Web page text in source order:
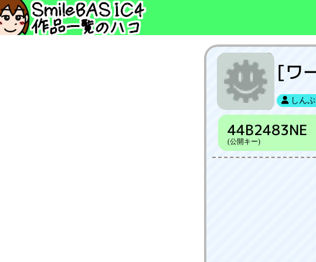
[ワ
しん
44B2483NE
(公開キー)